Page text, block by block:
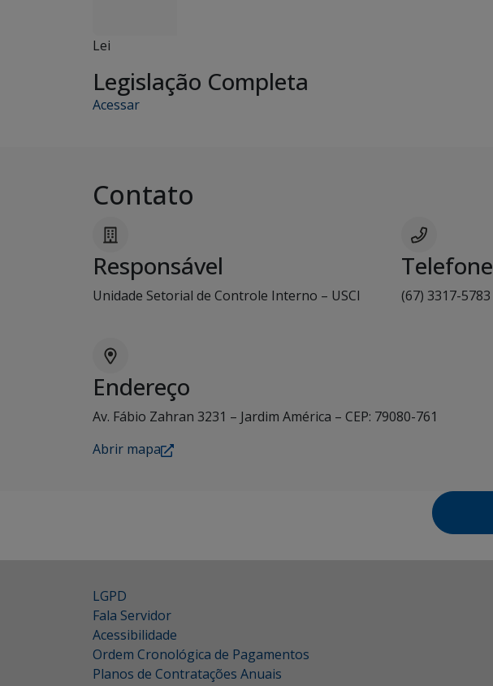
Lei
Legislação Completa
Acessar
Contato
Responsável
Unidade Setorial de Controle Interno – USCI
Telefone
(67) 3317-5783
Endereço
Av. Fábio Zahran 3231 – Jardim América – CEP: 79080-761
Abrir mapa
LGPD
Fala Servidor
Acessibilidade
Ordem Cronológica de Pagamentos
Planos de Contratações Anuais